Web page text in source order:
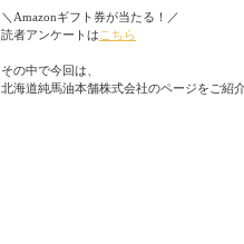
＼Amazonギフト券が当たる！／
読者アンケートは こちら
その中で今回は、
北海道純馬油本舗株式会社のページをご紹